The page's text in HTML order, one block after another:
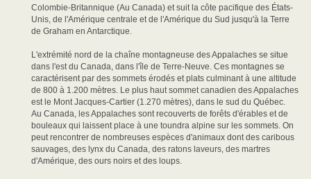
Colombie-Britannique (Au Canada) et suit la côte pacifique des États-
Unis, de l'Amérique centrale et de l'Amérique du Sud jusqu'à la Terre
de Graham en Antarctique.
L'extrémité nord de la chaîne montagneuse des Appalaches se situe
dans l'est du Canada, dans l'île de Terre-Neuve. Ces montagnes se
caractérisent par des sommets érodés et plats culminant à une altitude
de 800 à 1.200 mètres. Le plus haut sommet canadien des Appalaches
est le Mont Jacques-Cartier (1.270 mètres), dans le sud du Québec.
Au Canada, les Appalaches sont recouverts de forêts d'érables et de
bouleaux qui laissent place à une toundra alpine sur les sommets. On
peut rencontrer de nombreuses espèces d'animaux dont des caribous
sauvages, des lynx du Canada, des ratons laveurs, des martres
d'Amérique, des ours noirs et des loups.